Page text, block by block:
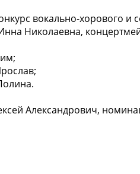
вокально-хорового и
Николаевна,
Александрович,